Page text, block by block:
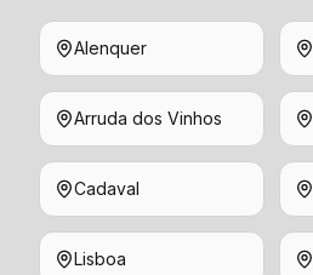
Alenquer
Arruda dos Vinhos
Cadaval
Lisboa